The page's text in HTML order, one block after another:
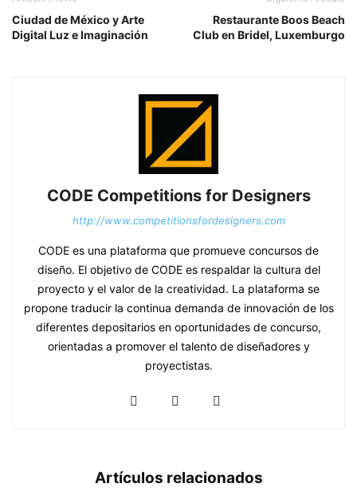
Ciudad de México y Arte
Digital Luz e Imaginación
Restaurante Boos Beach
Club en Bridel, Luxemburgo
CODE Competitions for Designers
http://www.competitionsfordesigners.com
CODE es una plataforma que promueve concursos de
diseño. El objetivo de CODE es respaldar la cultura del
proyecto y el valor de la creatividad. La plataforma se
propone traducir la continua demanda de innovación de los
diferentes depositarios en oportunidades de concurso,
orientadas a promover el talento de diseñadores y
proyectistas.
Artículos relacionados